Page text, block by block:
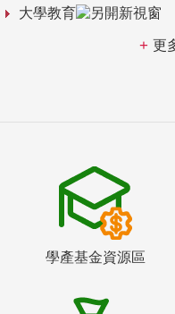
大學教育
更
學產基金資源區